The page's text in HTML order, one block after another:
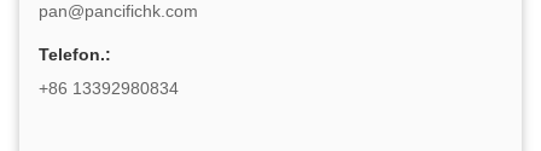
pan@pancifichk.com
Telefon.:
+86 13392980834